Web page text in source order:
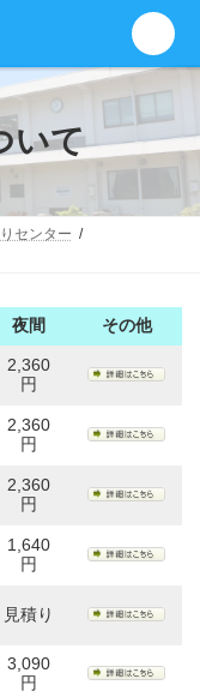
いて
センター
夜間
その他
2,360
円
2,360
円
2,360
円
1,640
円
見積り
3,090
円